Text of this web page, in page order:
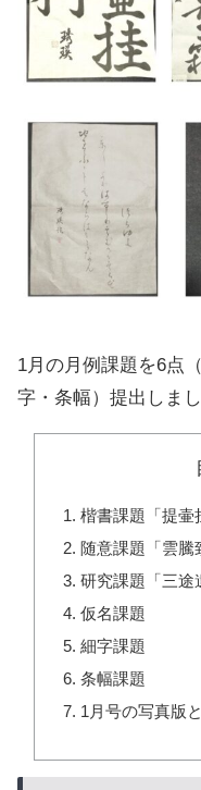
1月の月例課題を6点
字・条幅）提出しまし
楷書課題「提壷
随意課題「雲
研究課題「三途
仮名課題
細字課題
条幅課題
1月号の写真版